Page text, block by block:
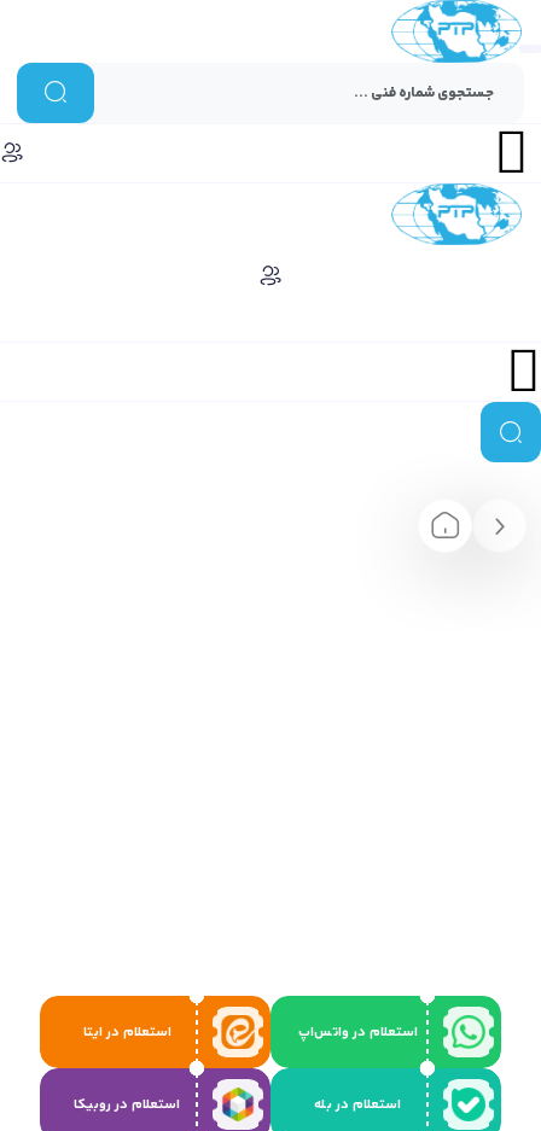
استعلام در واتس‌اپ استعلام در ایتا
استعلام در بله استعلام در روبیکا